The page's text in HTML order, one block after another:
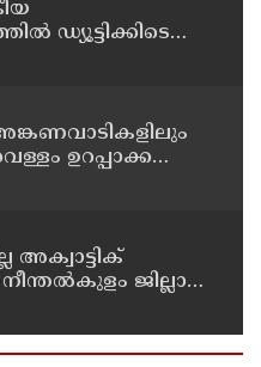
ഡ്യൂട്ടിക്കിടെ
ഉറപ്പാക്കണം:
അക്വാട്ടിക്
ജില്ലാ